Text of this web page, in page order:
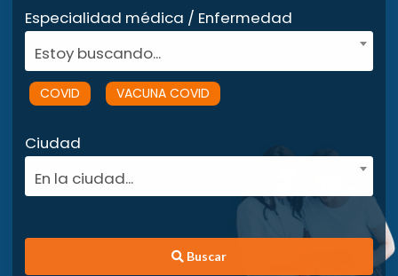
Especialidad médica / Enfermedad
Estoy buscando...
COVID VACUNA COVID
Ciudad
En la ciudad...
Buscar